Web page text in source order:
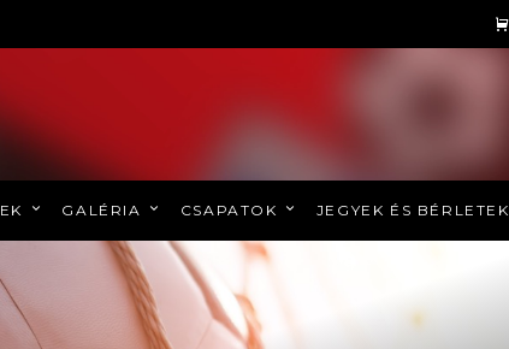
GALÉRIA CSAPATOK JEGYEK ÉS BÉRLETEK